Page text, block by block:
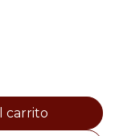
carrito